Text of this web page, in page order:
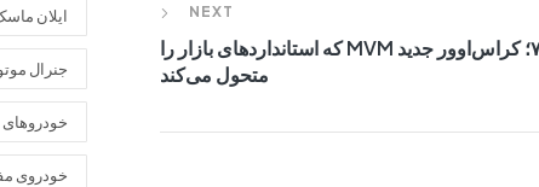
NEXT
ایکس ۷۷؛ کراس‌اوور جدید MVM که استانداردهای بازار را
متحول می‌کند
ایلان
جنرال
خودروهای
خودروی